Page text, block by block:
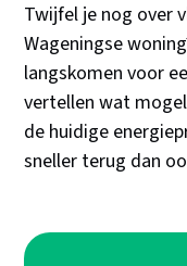
Twijfel je nog over
Wageningse
langskomen voor
vertellen wat
de huidige
sneller terug dan